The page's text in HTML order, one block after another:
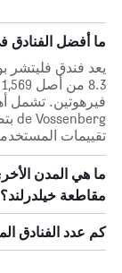
ما أفضل الفنادق
يعد فندق فليتشر
تقييمات
ما هي المدن
مقاطعة خيلدرلند؟
كم عدد الفنادق